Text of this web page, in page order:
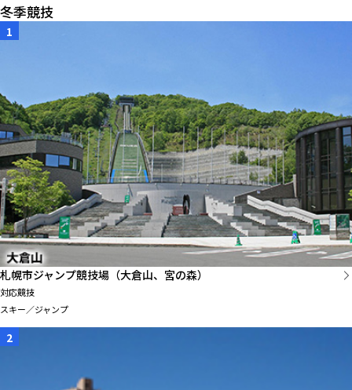
冬季競技
1
札幌市ジャンプ競技場（大倉山、宮の森）
対応競技
スキー／ジャンプ
2